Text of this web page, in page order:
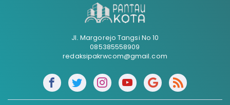
Jl. Margorejo Tangsi No 10
085385558909
redaksipakrwcom@gmail.com